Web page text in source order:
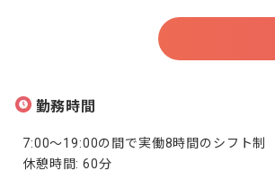
勤務時間
7:00～19:00の間で実働8時間のシフト制
休憩時間: 60分